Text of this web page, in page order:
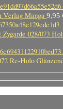
Verlag Manga 9,95
028/073
Re-Holo